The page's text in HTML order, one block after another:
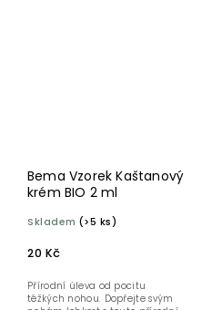
Bema Vzorek Kaštanový
krém BIO 2 ml
Skladem (>5 ks)
20 Kč
Přírodní úleva od pocitu
těžkých nohou. Dopřejte svým